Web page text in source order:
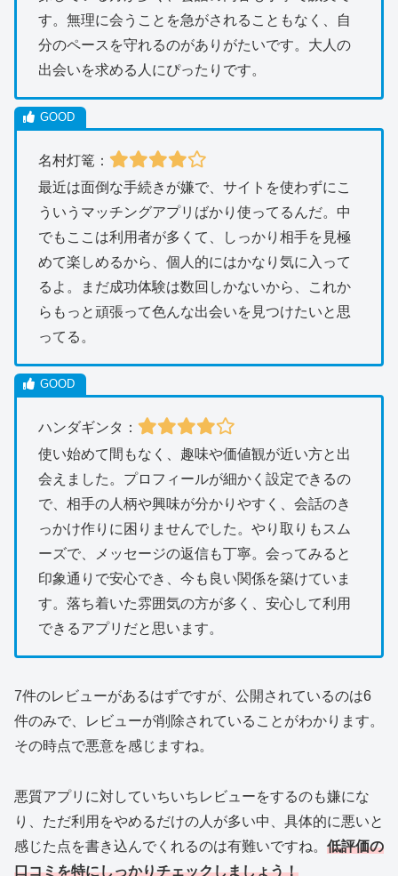
す。無理に会うことを急がされることもなく、自
分のペースを守れるのがありがたいです。大人の
出会いを求める人にぴったりです。
名村灯篭：
最近は面倒な手続きが嫌で、サイトを使わずにこ
ういうマッチングアプリばかり使ってるんだ。中
でもここは利用者が多くて、しっかり相手を見極
めて楽しめるから、個人的にはかなり気に入って
るよ。まだ成功体験は数回しかないから、これか
らもっと頑張って色んな出会いを見つけたいと思
ってる。
ハンダギンタ：
使い始めて間もなく、趣味や価値観が近い方と出
会えました。プロフィールが細かく設定できるの
で、相手の人柄や興味が分かりやすく、会話のき
っかけ作りに困りませんでした。やり取りもスム
ーズで、メッセージの返信も丁寧。会ってみると
印象通りで安心でき、今も良い関係を築けていま
す。落ち着いた雰囲気の方が多く、安心して利用
できるアプリだと思います。
7件のレビューがあるはずですが、公開されているのは6
件のみで、レビューが削除されていることがわかります。
その時点で悪意を感じますね。
悪質アプリに対していちいちレビューをするのも嫌にな
り、ただ利用をやめるだけの人が多い中、具体的に悪いと
感じた点を書き込んでくれるのは有難いですね。 低評価の
口コミを特にしっかりチェックしましょう！